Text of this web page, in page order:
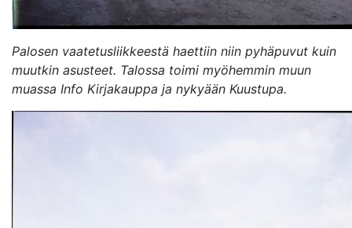
Palosen vaatetusliikkeestä haettiin niin pyhäpuvut kuin
muutkin asusteet. Talossa toimi myöhemmin muun
muassa Info Kirjakauppa ja nykyään Kuustupa.